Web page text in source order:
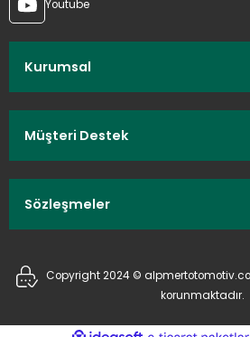
Youtube
Kurumsal
Müşteri Destek
Sözleşmeler
Copyright 2024 ©
korunmaktadır.